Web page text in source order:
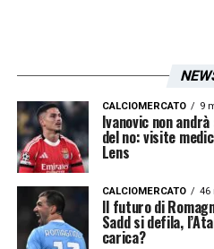
CALCIOMERCATO 9
Ivanovic non
del no: visite
Lens
CALCIOMERCATO 46
Il futuro di
Sadd si defila,
carica?